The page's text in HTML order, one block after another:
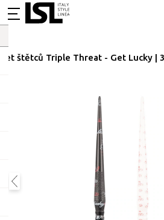
Set štětců Triple Threat - Get Lucky |